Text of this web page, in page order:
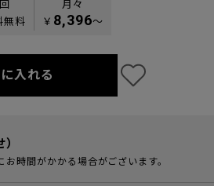
無料
月々
￥ 8,396〜
入れる
時間がかかる場合がございます。